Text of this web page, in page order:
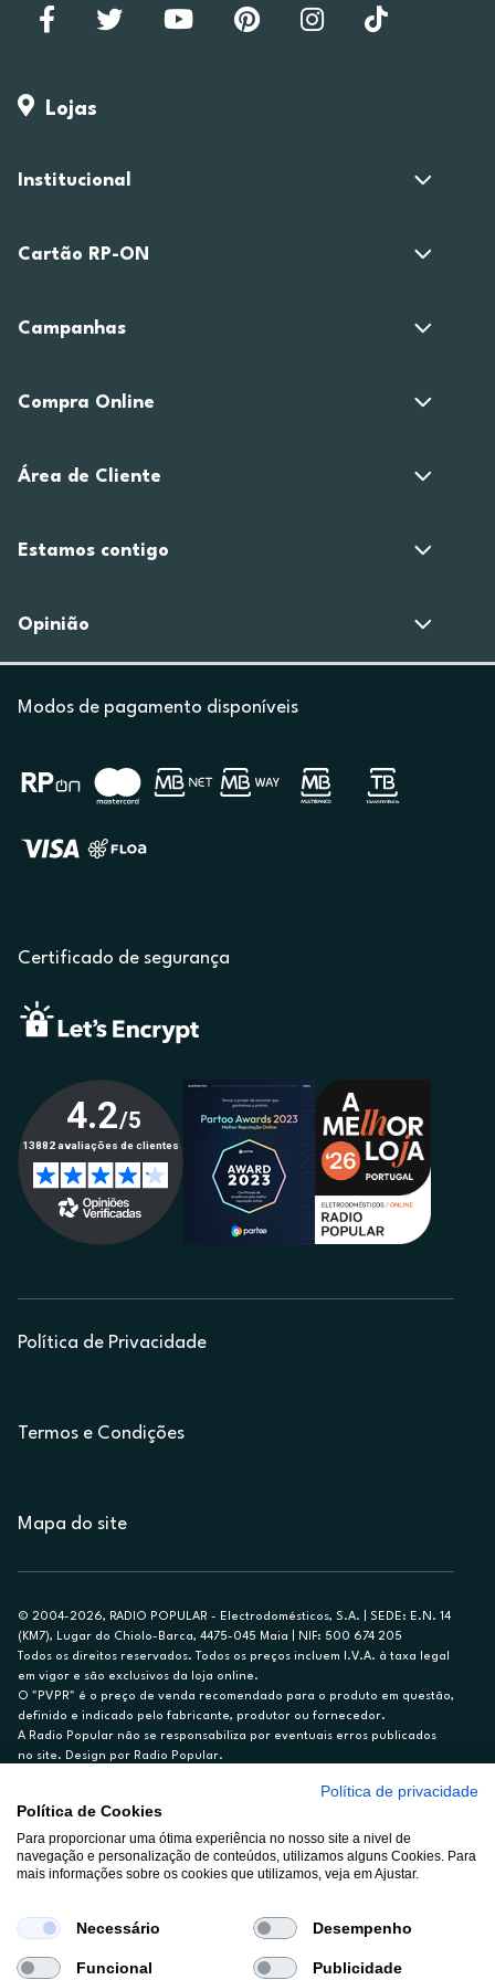
Lojas
Institucional
Cartão RP-ON
Campanhas
Compra Online
Área de Cliente
Estamos contigo
Opinião
Modos de pagamento disponíveis
Certificado de segurança
Política de Privacidade
Termos e Condições
Mapa do site
© 2004-2026, RADIO POPULAR - Electrodomésticos, S.A. | SEDE: E.N. 14
(KM7), Lugar do Chiolo-Barca, 4475-045 Maia | NIF: 500 674 205
Todos os direitos reservados. Todos os preços incluem I.V.A. à taxa legal
em vigor e são exclusivos da loja online.
O "PVPR" é o preço de venda recomendado para o produto em questão,
definido e indicado pelo fabricante, produtor ou fornecedor.
A Radio Popular não se responsabiliza por eventuais erros publicados
no site. Design por Radio Popular.
Ex. para limite de crédito de €1.500, reembolsado em 12 meses, TAN
14,79%.
Crédito sujeito a aprovação pelo Cetelem, marca BNP Paribas Personal
Finance, S.A., Sucursal em Portugal. Informe-se no 21 721 90 00 (dias
A Rádio Popular – Eletrodomésticos S.A. (Registo BdP848) atua como
intermediário de crédito a título acessório e com exclusividade (registo
BdP 2314.)
Política de privacidade
Política de Cookies
Para proporcionar uma ótima experiência no nosso site a nivel de
navegação e personalização de conteúdos, utilizamos alguns Cookies. Para
mais informações sobre os cookies que utilizamos, veja em Ajustar.
Necessário Desempenho
Funcional Publicidade